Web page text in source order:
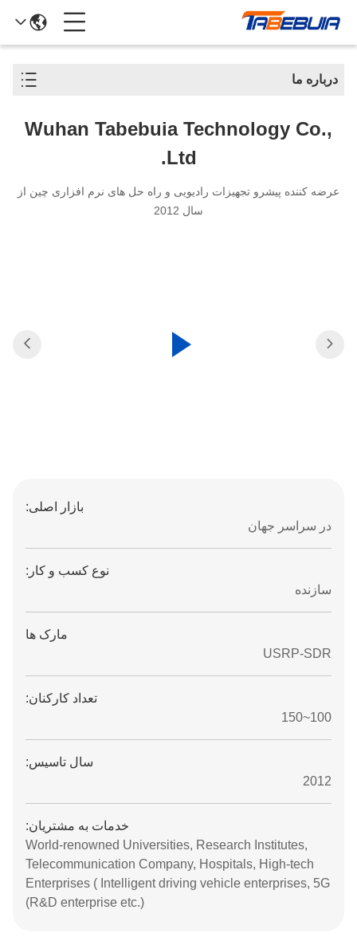
درباره ما
Wuhan Tabebuia Technology Co.,
Ltd.
عرضه کننده پیشرو تجهیزات رادیویی و راه حل های نرم افزاری چین از
سال 2012
بازار اصلی:
در سراسر جهان
نوع کسب و کار:
سازنده
مارک ها
USRP-SDR
تعداد کارکنان:
100~150
سال تاسیس:
2012
خدمات به مشتریان:
World-renowned Universities, Research Institutes,
Telecommunication Company, Hospitals, High-tech
Enterprises ( Intelligent driving vehicle enterprises, 5G
R&D enterprise etc.))